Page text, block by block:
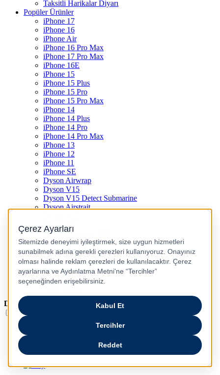
Taksitli Harikalar Diyarı
Popüler Ürünler
iPhone 17
iPhone 16
iPhone Air
iPhone 16 Pro Max
iPhone 17 Pro Max
iPhone 16E
iPhone 15
iPhone 15 Plus
iPhone 15 Pro
iPhone 15 Pro Max
iPhone 14
iPhone 14 Plus
iPhone 14 Pro
iPhone 14 Pro Max
iPhone 13
iPhone 12
iPhone 11
iPhone SE
Dyson Airwrap
Dyson V15
Dyson V15 Detect Submarine
Dyson Airstrait
Dyson V8
Samsung Galaxy S25
Samsung Galaxy S25 Ultra
PS5 / Playstation 5
PS4 / Playstation 4
Nintendo Switch
Xbox Series S
Xbox Series X
Dil
Türkçe